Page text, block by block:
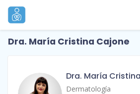
Dra. María Cristina Cajone
Dra. María
Dermatología